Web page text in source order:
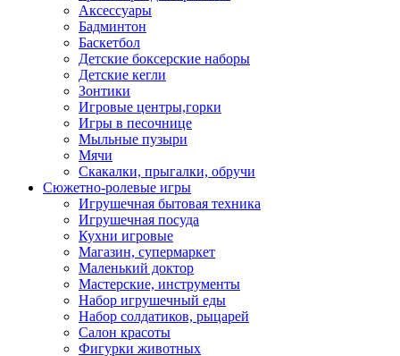
Аксессуары
Бадминтон
Баскетбол
Детские боксерские наборы
Детские кегли
Зонтики
Игровые центры,горки
Игры в песочнице
Мыльные пузыри
Мячи
Скакалки, прыгалки, обручи
Сюжетно-ролевые игры
Игрушечная бытовая техника
Игрушечная посуда
Кухни игровые
Магазин, супермаркет
Маленький доктор
Мастерские, инструменты
Набор игрушечный еды
Набор солдатиков, рыцарей
Салон красоты
Фигурки животных